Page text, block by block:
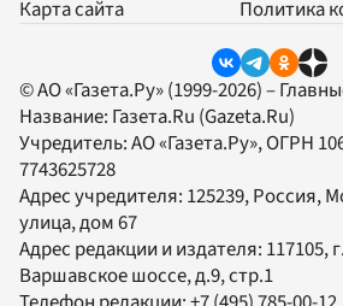
Карта сайта
Политика
© АО «Газета.Ру» (1999-2026) –
Название: Газета.Ru (Gazeta.Ru)
Учредитель:АО «Газета.Ру», ОГРН
7743625728
Адрес учредителя: 125239, Россия,
улица, дом 67
Адрес редакции и издателя: 117105, г.
Варшавское шоссе, д.9, стр.1